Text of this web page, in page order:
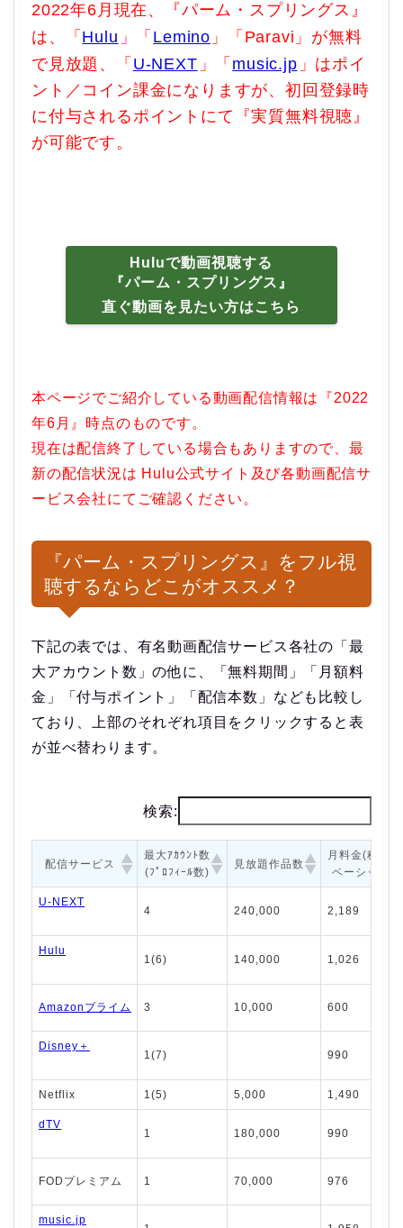
2022年6月現在、『パーム・スプリングス』
は、「 Hulu 」「 Lemino 」「Paravi」が無料
で見放題、「 U-NEXT 」「 music.jp 」はポイ
ント／コイン課金になりますが、初回登録時
に付与されるポイントにて『実質無料視聴』
が可能です。
Huluで動画視聴する
『パーム・スプリングス』
直ぐ動画を見たい方はこちら
本ページでご紹介している動画配信情報は『2022
年6月』時点のものです。
現在は配信終了している場合もありますので、最
新の配信状況は Hulu公式サイト及び各動画配信サ
ービス会社にてご確認ください。
『パーム・スプリングス』をフル視
聴するならどこがオススメ？
下記の表では、有名動画配信サービス各社の「最
大アカウント数」の他に、「無料期間」「月額料
金」「付与ポイント」「配信本数」なども比較し
ており、上部のそれぞれ項目をクリックすると表
が並べ替わります。
検索:
配信サービス
最大ｱｶｳﾝﾄ数
(ﾌﾟﾛﾌｨｰﾙ数)
見放題作品数
月料金(税込)
ベーシック
U-NEXT
4 240,000 2,189
Hulu
1(6) 140,000 1,026
Amazonプライム 3 10,000 600
Disney＋
1(7) 990
Netflix 1(5) 5,000 1,490
dTV
1 180,000 990
FODプレミアム 1 70,000 976
music.jp